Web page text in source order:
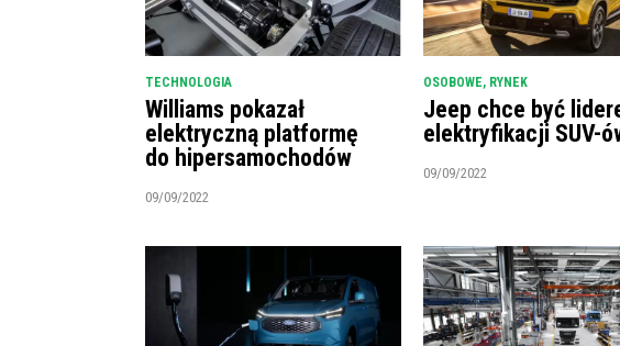
TECHNOLOGIA
Williams pokazał
elektryczną platformę
do hipersamochodów
09/09/2022
OSOBOWE, RYNEK
Jeep chce być
elektryfikacji SUV-
09/09/2022